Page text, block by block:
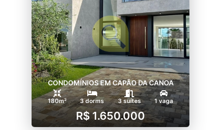
CONDOMÍNIOS EM CAPÃO DA CANOA
180m² 3 dorms 3 suítes 1 vaga
R$ 1.650.000